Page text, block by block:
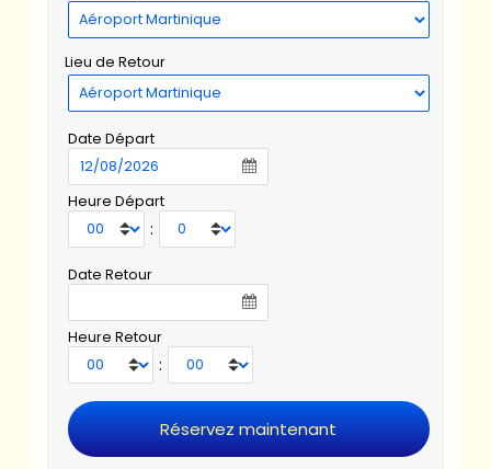
Lieu de Retour
Date Départ
Heure Départ
:
Date Retour
Heure Retour
: